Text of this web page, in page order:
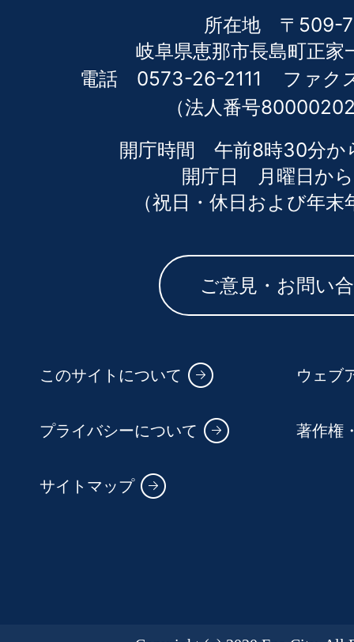
所在地 〒509-
岐阜県恵那市長島町正家
電話 0573-26-2111
ファ
（法人番号
開庁時間 午前8時30分か
開庁日 月曜日か
（祝日・休日および年
ご意見・お問い
このサイトについて ウェブ
プライバシーについて 著作権
サイトマップ